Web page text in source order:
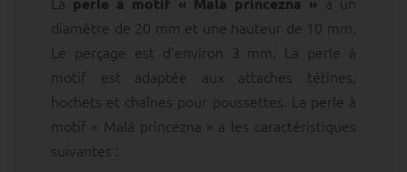
diamètre de 20 mm et une hauteur de 10 mm.
Le perçage est d'environ 3 mm. La perle à
motif est adaptée aux attaches tétines,
hochets et chaînes pour poussettes. La perle à
motif « Malá princezna » a les caractéristiques
suivantes :